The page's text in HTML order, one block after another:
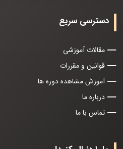
دسترسی سریع
مقالات آموزشی
قوانین و مقررات
آموزش مشاهده دوره ها
درباره ما
تماس با ما